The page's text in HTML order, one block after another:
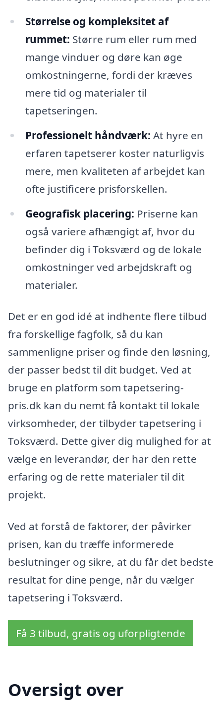
Størrelse og kompleksitet af
rummet: Større rum eller rum med
mange vinduer og døre kan øge
omkostningerne, fordi der kræves
mere tid og materialer til
tapetseringen.
Professionelt håndværk: At hyre en
erfaren tapetserer koster naturligvis
mere, men kvaliteten af arbejdet kan
ofte justificere prisforskellen.
Geografisk placering: Priserne kan
også variere afhængigt af, hvor du
befinder dig i Toksværd og de lokale
omkostninger ved arbejdskraft og
materialer.
Det er en god idé at indhente flere tilbud
fra forskellige fagfolk, så du kan
sammenligne priser og finde den løsning,
der passer bedst til dit budget. Ved at
bruge en platform som tapetsering-
pris.dk kan du nemt få kontakt til lokale
virksomheder, der tilbyder tapetsering i
Toksværd. Dette giver dig mulighed for at
vælge en leverandør, der har den rette
erfaring og de rette materialer til dit
projekt.
Ved at forstå de faktorer, der påvirker
prisen, kan du træffe informerede
beslutninger og sikre, at du får det bedste
resultat for dine penge, når du vælger
tapetsering i Toksværd.
Få 3 tilbud, gratis og uforpligtende
Oversigt over